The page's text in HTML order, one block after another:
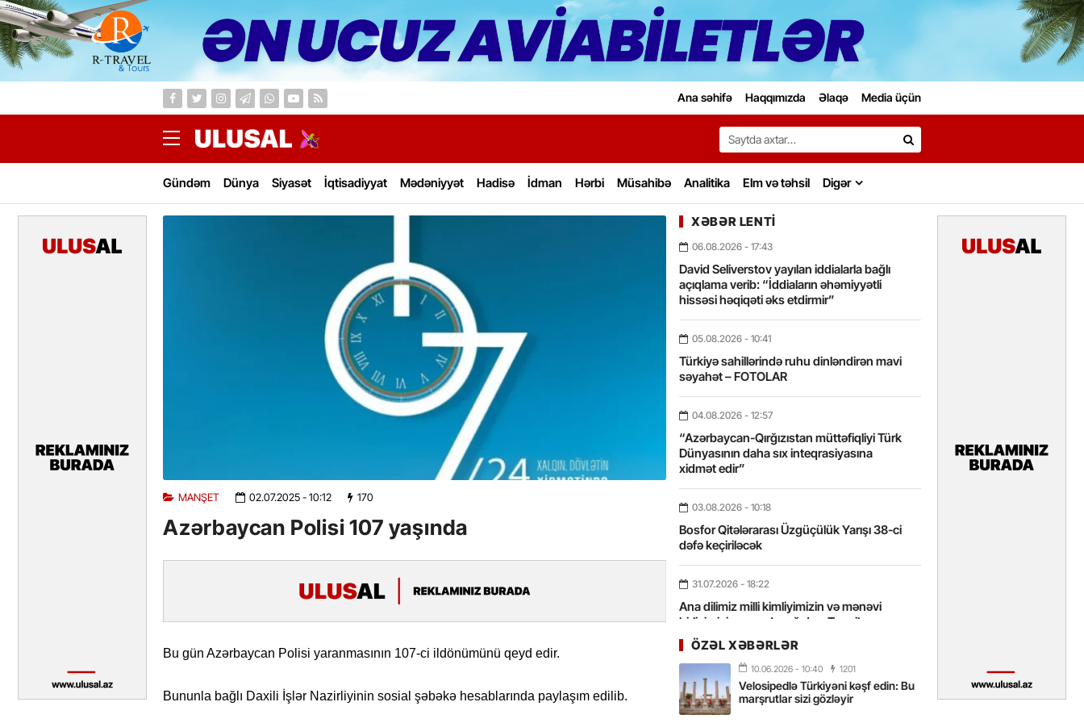
Ana səhifə Haqqımızda Əlaqə Media üçün
Search…
Gündəm Dünya Siyasət İqtisadiyyat Mədəniyyət Hadisə İdman Hərbi Müsahibə Analitika Elm və təhsil Digər
MANŞET 02.07.2025- 10:12 170
Azərbaycan Polisi 107 yaşında
Bu gün Azərbaycan Polisi yaranmasının 107-ci ildönümünü qeyd edir.
Bununla bağlı Daxili İşlər Nazirliyinin sosial şəbəkə hesablarında paylaşım edilib.
XƏBƏR LENTI
06.08.2026 - 17:43
David Seliverstov yayılan iddialarla bağlı
açıqlama verib: “İddiaların əhəmiyyətli
hissəsi həqiqəti əks etdirmir”
05.08.2026 - 10:41
Türkiyə sahillərində ruhu dinləndirən mavi
səyahət – FOTOLAR
04.08.2026 - 12:57
“Azərbaycan-Qırğızıstan müttəfiqliyi Türk
Dünyasının daha sıx inteqrasiyasına
xidmət edir”
03.08.2026 - 10:18
Bosfor Qitələrarası Üzgüçülük Yarışı 38-ci
dəfə keçiriləcək
31.07.2026 - 18:22
Ana dilimiz milli kimliyimizin və mənəvi
birliyimizin əsas dayağıdır – Tənzilə
Rüstəmxanlı
31.07.2026 - 16:58
Tarixin axarını yalnız böyük liderlər dəyişir
ÖZƏL XƏBƏRLƏR
10.06.2026 - 10:40 1201
Velosipedlə Türkiyəni kəşf edin: Bu
marşrutlar sizi gözləyir